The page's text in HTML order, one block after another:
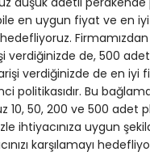
en uygun fiyat ve en
verdiğinizde de, 500
verdiğinizde de en iyi
politikasıdır. Bu
10, 50, 200 ve 500 adet
ihtiyacınıza uygun
karşılamayı